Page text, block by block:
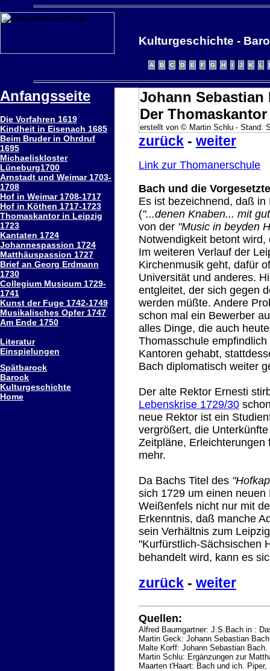
Kulturgeschichte -
Anfangsseite
Die Vorfahren 1619
Kindheit in Eisenach 1685
Beim Bruder in Ohrdruf
1695
Michaeliskloster
Lüneburg1700
Arnstadt und Weimar 1703-
1708
Hof in Weimar 1708-1717
Hof in Köthen 1717-1723
Thomaskantor in Leipzig
1723
Kantaten 1724
Johannespassion 1724
Matthäuspassion 1727
Brief an Georg Erdmann
1730
Collegium Musicum 1729-
1741
Kunst der Fuge 1742-1749
Musikalisches Opfer 1747
Am Ende 1750
Literatur
Einspielungen
Spätbarock
Barock
Kulturgeschichte
Home
Johann
Der Thomaskantor
erstellt von © Martin Schlu - Stand:
zurück - weiter
Link zur Thomanerschule
Bach und die
Es ist bezeichnend, daß
("...denen Knaben... mit
von der "Music in beyden
Notwendigkeit betont
Im weiteren Verlauf der
Kirchenmusik geht, dafür
Universität und anderes.
entgleitet, der sich gegen
werden müßte. Andere
schon mal ein Bewerber
alles Dinge, die auch
Thomasschule
Kantoren gehabt,
Bach diplomatisch weiter
Der alte Rektor Ernesti
Lebenskrise 1729/30
neue Rektor ist ein
vergrößert, die
Zeitpläne, Erleichterungen
mehr.
Da Bachs Titel des
sich 1729 um einen
Weißenfels nicht nur mit
Erkenntnis, daß manche
sein Verhältnis zum
"Kurfürstlich-Sächsischen
behandelt wird, kann es
zurück - weiter
Quellen:
Alfred Baumgartner: J.S.Bach in :
Martin Geck: Johann Sebastian
Malte Korff: Johann Sebastian
Martin Schlu: Ergänzungen zur
Maarten t'Haart: Bach und ich.